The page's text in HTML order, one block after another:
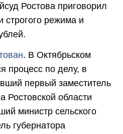
Ростова приговорил
строгого режима и
. В Октябрьском
процесс по делу, в
первый заместитель
Ростовской области
министр сельского
губернатора